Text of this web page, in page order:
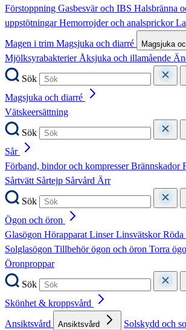
Förstoppning Gasbesvär och IBS Halsbränna
uppstötningarHemorrojder och analsprickor
Magen i trim Magsjuka och diarré Magsjuka
MjölksyrabakterierÅksjuka och illamående
Sök
Magsjuka och diarré
Vätskeersättning
Sök
Sår
Förband, bindor och kompresserBrännskador
Sårtvätt Sårtejp Sårvård Ärr
Sök
Ögon och öron
Glasögon HörapparatLinserLinsvätskorRöda
Solglasögon Tillbehör ögon och öron Torra
Öronproppar
Sök
Skönhet & kroppsvård
Ansiktsvård
Ansiktsvård Solskydd och